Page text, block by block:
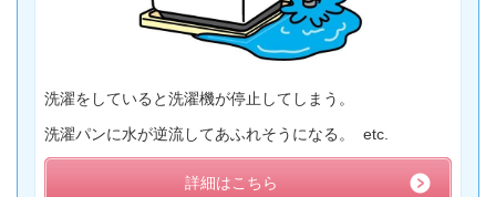
洗濯をしていると洗濯機が停止してしまう。
洗濯パンに水が逆流してあふれそうになる。 etc.
詳細はこちら